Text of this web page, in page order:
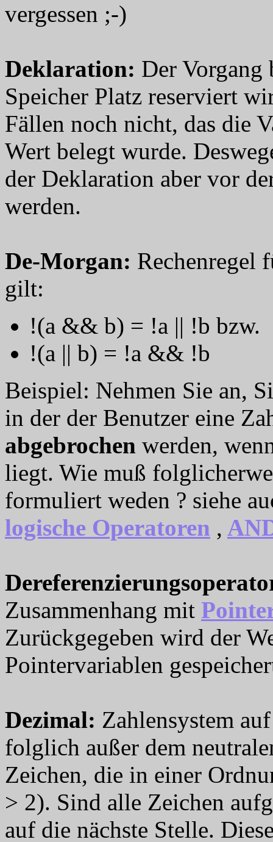
vergessen ;-)
Deklaration: Der Vorgang
Speicher Platz reserviert
Fällen noch nicht, das die
Wert belegt wurde.
der Deklaration aber vor
werden.
De-Morgan: Rechenregel
gilt:
!(a && b) = !a || !b bzw.
!(a || b) = !a && !b
Beispiel: Nehmen Sie an,
in der der Benutzer eine
abgebrochen werden,
liegt. Wie muß
formuliert weden ? siehe
logische Operatoren ,
Zusammenhang mit
Zurückgegeben wird der
Pointervariablen
Dezimal: Zahlensystem
folglich außer dem
Zeichen, die in einer
> 2). Sind alle Zeichen
auf die nächste Stelle.